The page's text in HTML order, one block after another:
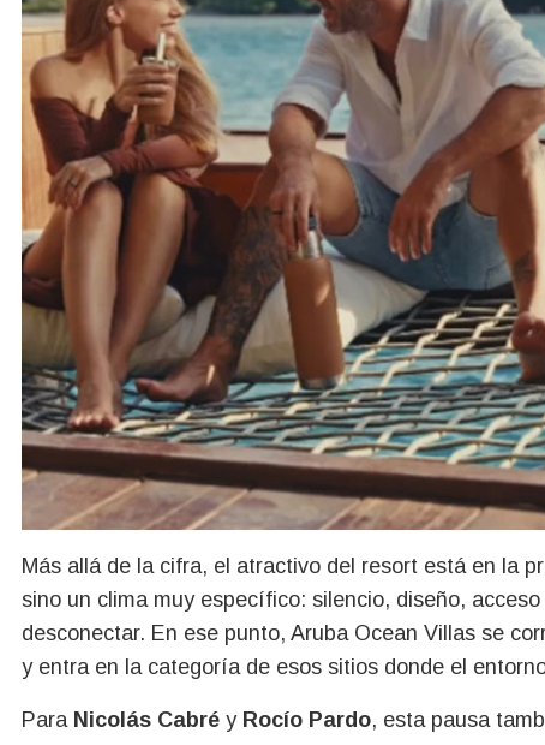
Más allá de la cifra, el atractivo del resort está en la
sino un clima muy específico: silencio, diseño,
desconectar. En ese punto, Aruba Ocean Villas se
y entra en la categoría de esos sitios donde el
Para Nicolás Cabré y Rocío Pardo, esta pausa